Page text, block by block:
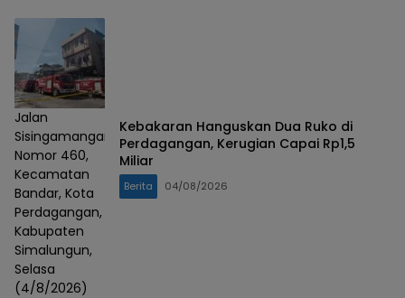
Jalan
Sisingamangaraja
Nomor 460,
Kecamatan
Bandar, Kota
Perdagangan,
Kabupaten
Simalungun,
Selasa
(4/8/2026)
Kebakaran Hanguskan Dua Ruko di
Perdagangan, Kerugian Capai Rp1,5
Miliar
Berita 04/08/2026